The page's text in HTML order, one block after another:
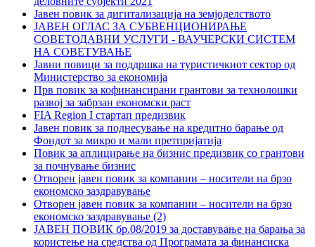
Јавен повик за дигитализација на земјоделството
ЈАВЕН ОГЛАС ЗА СУБВЕНЦИОНИРАЊЕ
СОВЕТОДАВНИ УСЛУГИ - ВАУЧЕРСКИ СИСТЕМ
НА СОВЕТУВАЊЕ
Јавни повици за поддршка на туристичкиот сектор од
Министерство за економија
Прв повик за кофинансирани грантови за технолошки
развој за забрзан економски раст
FIA Region I стартап предизвик
Јавен повик за поднесување на кредитно барање од
Фондот за микро и мали претпријатија
Повик за аплицирање на бизнис предизвик со грантови
за почнување бизнис
Отворен јавен повик за компании – носители на брзо
економско заздравување
Отворен јавен повик за компании – носители на брзо
економско заздравување (2)
ЈАВЕН ПОВИК бр.08/2019 за доставување на барања за
користење на средства од Програмата за финансиска